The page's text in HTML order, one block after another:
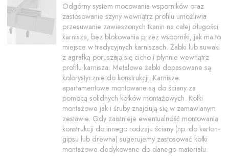
Odgórny system mocowania wsporników oraz
zastosowanie szyny wewnątrz profilu umożliwia
przesuwanie zawieszonych tkanin na całej długości
karnisza, bez blokowania przez wsporniki, jak ma to
miejsce w tradycyjnych karniszach. Żabki lub suwaki
z agrafką poruszają się cicho i płynnie wewnątrz
profilu karnisza. Metalowe żabki dopasowane są
kolorystycznie do konstrukcji. Karnisze
apartamentowe montowane są do ściany za
pomocą solidnych kołków montażowych. Kołki
montażowe jak i śruby znajdują się w zamawianym
zestawie. Gdy zaistnieje ewentualność montowania
konstrukcji do innego rodzaju ściany (np. do karton-
gipsu lub drewna) sugerujemy zastosować kołki
montażowe dedykowane do danego materiału.